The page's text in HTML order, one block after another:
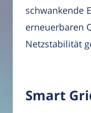
schwankende
erneuerbaren
Netzstabilität
Smart